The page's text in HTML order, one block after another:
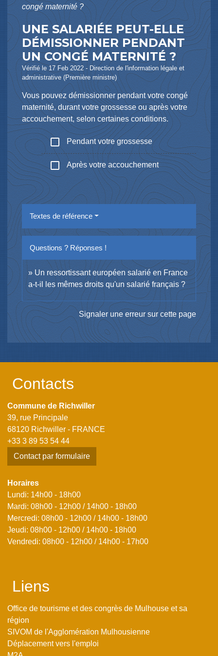
congé maternité ?
UNE SALARIÉE PEUT-ELLE
DÉMISSIONNER PENDANT
UN CONGÉ MATERNITÉ ?
Vérifié le 17 Feb 2022 - Direction de l'information légale et
administrative (Première ministre)
Vous pouvez démissionner pendant votre congé
maternité, durant votre grossesse ou après votre
accouchement, selon certaines conditions.
check_box_outline_blank Pendant votre grossesse
check_box_outline_blank Après votre accouchement
Textes de référence
Questions ? Réponses !
Un ressortissant européen salarié en France
a-t-il les mêmes droits qu'un salarié français ?
Signaler une erreur sur cette page
Contacts
Commune de Richwiller
39, rue Principale
68120 Richwiller - FRANCE
+33 3 89 53 54 44
Contact par formulaire
Horaires
Lundi: 14h00 - 18h00
Mardi: 08h00 - 12h00 / 14h00 - 18h00
Mercredi: 08h00 - 12h00 / 14h00 - 18h00
Jeudi: 08h00 - 12h00 / 14h00 - 18h00
Vendredi: 08h00 - 12h00 / 14h00 - 17h00
Liens
Office de tourisme et des congrès de Mulhouse et sa
région
SIVOM de l'Agglomération Mulhousienne
Déplacement vers l'emploi